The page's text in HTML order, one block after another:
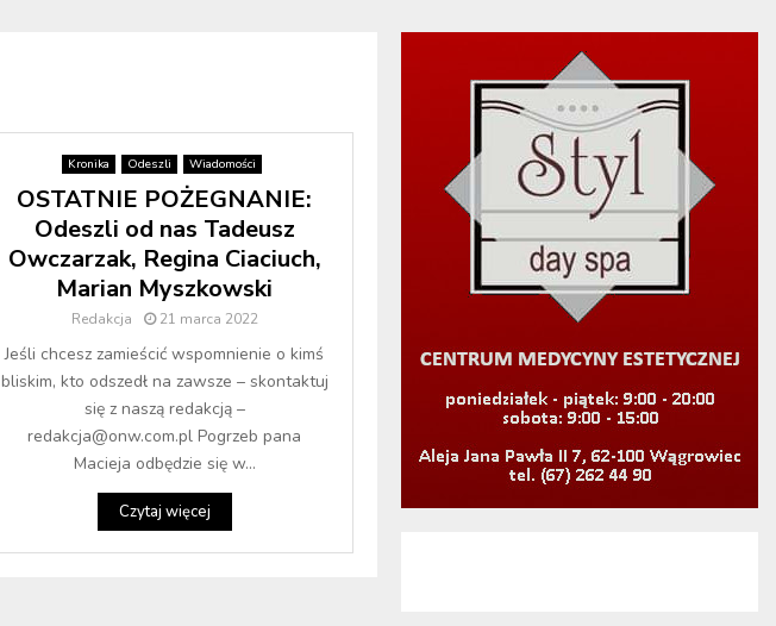
Kronika Odeszli Wiadomości
OSTATNIE POŻEGNANIE:
Odeszli od nas Tadeusz
Owczarzak, Regina Ciaciuch,
Marian Myszkowski
Redakcja 21 marca 2022
Jeśli chcesz zamieścić wspomnienie o kimś
bliskim, kto odszedł na zawsze – skontaktuj
się z naszą redakcją –
redakcja@onw.com.pl Pogrzeb pana
Macieja odbędzie się w...
Czytaj więcej